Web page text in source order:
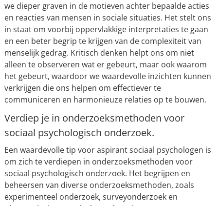
we dieper graven in de motieven achter bepaalde acties
en reacties van mensen in sociale situaties. Het stelt ons
in staat om voorbij oppervlakkige interpretaties te gaan
en een beter begrip te krijgen van de complexiteit van
menselijk gedrag. Kritisch denken helpt ons om niet
alleen te observeren wat er gebeurt, maar ook waarom
het gebeurt, waardoor we waardevolle inzichten kunnen
verkrijgen die ons helpen om effectiever te
communiceren en harmonieuze relaties op te bouwen.
Verdiep je in onderzoeksmethoden voor
sociaal psychologisch onderzoek.
Een waardevolle tip voor aspirant sociaal psychologen is
om zich te verdiepen in onderzoeksmethoden voor
sociaal psychologisch onderzoek. Het begrijpen en
beheersen van diverse onderzoeksmethoden, zoals
experimenteel onderzoek, surveyonderzoek en